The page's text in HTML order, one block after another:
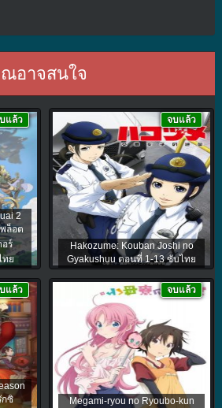
อาจสนใจ
2
ล็อต
ร์
ทย
แล้ว
Hakozume: Kouban Joshi no
Gyakushuu ตอนที่ 1-13 ซับไทย
จบแล้ว
กซิ
แล้ว
Megami-ryou no Ryoubo-kun
จบแล้ว